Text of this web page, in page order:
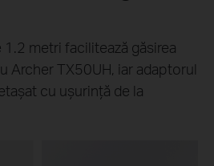
1.2 metri facilitează găsirea
Archer TX50UH, iar adaptorul
cu ușurință de la